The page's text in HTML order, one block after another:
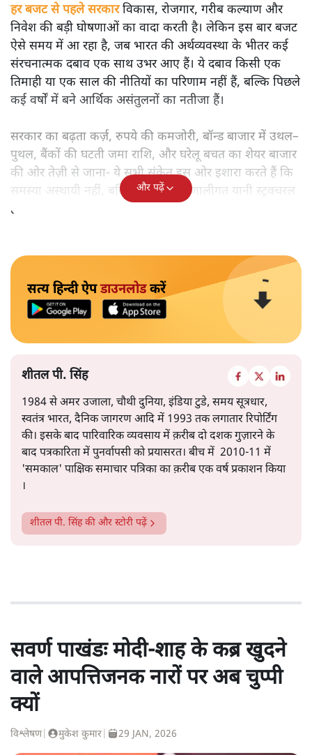
हर बजट से पहले सरकारविकास, रोजगार, गरीब कल्याण और
निवेश की बड़ी घोषणाओं का वादा करती है। लेकिन इस बार बजट
ऐसे समय में आ रहा है, जब भारत की अर्थव्यवस्था के भीतर कई
संरचनात्मक दबाव एक साथ उभर आए हैं। ये दबाव किसी एक
तिमाही या एक साल की नीतियों का परिणाम नहीं हैं, बल्कि पिछले
कई वर्षों में बने आर्थिक असंतुलनों का नतीजा हैं।
सरकार का बढ़ता कर्ज़, रुपये की कमजोरी, बॉन्ड बाजार में उथल–
पुथल, बैंकों की घटती जमा राशि, और घरेलू बचत का शेयर बाजार
की ओर तेज़ी से जाना- ये सभी संकेत इस ओर इशारा करते हैं कि
समस्या अस्थायी नहीं, बल्कि गहरी और प्रणालीगत यानी स्ट्रक्चरल
है।
और पढ़ें
सत्य हिन्दी ऐपडाउनलोडकरें
शीतल पी. सिंह
1984 से अमर उजाला, चौथी दुनिया, इंडिया टुडे, समय सूत्रधार,
स्वतंत्र भारत, दैनिक जागरण आदि में 1993 तक लगातार रिपोर्टिंग
की। इसके बाद पारिवारिक व्यवसाय में क़रीब दो दशक गुज़ारने के
बाद पत्रकारिता में पुनर्वापसी को प्रयासरत। बीच में 2010-11 में
'समकाल' पाक्षिक समाचार पत्रिका का क़रीब एक वर्ष प्रकाशन किया
।
शीतल पी. सिंहकी और स्टोरी पढ़ें
सवर्ण पाखंडः मोदी-शाह के कब्र खुदने
वाले आपत्तिजनक नारों पर अब चुप्पी
क्यों
विश्लेषण| मुकेश कुमार 29 JAN, 2026